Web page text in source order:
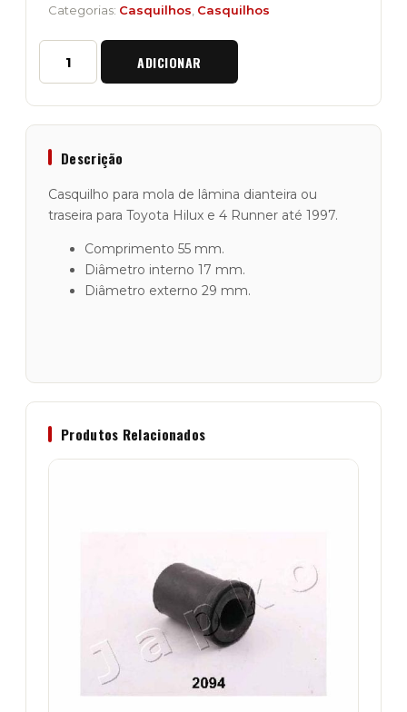
Categorias: Casquilhos Casquilhos
Quantidade
Casquilho
Diant./Tras.
Toyota
Hilux
4Runner
ADICIONAR
Descrição
Casquilho para mola de lâmina dianteira ou
traseira para Toyota Hilux e 4 Runner até 1997.
Comprimento 55 mm.
Diâmetro interno 17 mm.
Diâmetro externo 29 mm.
Produtos Relacionados